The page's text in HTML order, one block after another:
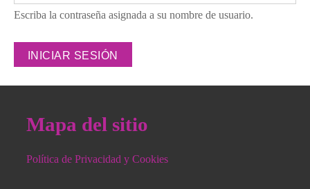
Escriba la contraseña asignada a su nombre de usuario.
Mapa del sitio
Política de Privacidad y Cookies